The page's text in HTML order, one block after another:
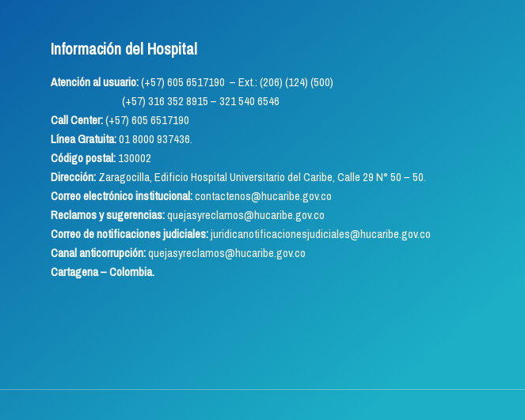
Información del Hospital
Atención al usuario:(+57) 605 6517190 – Ext.: (206) (124) (500)
(+57) 316 352 8915 – 321 540 6546
Call Center:(+57) 605 6517190
Línea Gratuita:01 8000 937436.
Código postal:130002
Dirección:Zaragocilla, Edificio Hospital Universitario del Caribe, Calle 29 N° 50 – 50.
Correo electrónico institucional:contactenos@hucaribe.gov.co
Reclamos y sugerencias:quejasyreclamos@hucaribe.gov.co
Correo de notificaciones judiciales:juridicanotificacionesjudiciales@hucaribe.gov.co
Canal anticorrupción:quejasyreclamos@hucaribe.gov.co
Cartagena – Colombia.